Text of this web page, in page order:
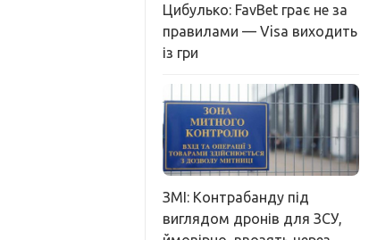
Цибулько: FavBet грає не за
правилами — Visa виходить
із гри
ЗМІ: Контрабанду під
виглядом дронів для ЗСУ,